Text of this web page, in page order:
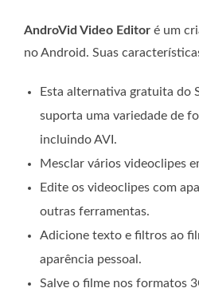
AndroVid Video Editor é um
no Android. Suas
Esta alternativa gratuita do
suporta uma variedade de
incluindo AVI.
Mesclar vários videoclipes
Edite os videoclipes com
outras ferramentas.
Adicione texto e filtros ao
aparência pessoal.
Salve o filme nos formatos